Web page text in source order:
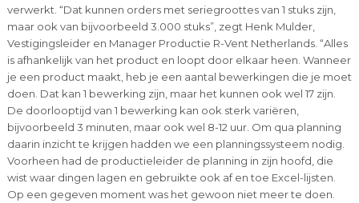
verwerkt. “Dat kunnen orders met seriegroottes van 1 stuks zijn,
maar ook van bijvoorbeeld 3.000 stuks”, zegt Henk Mulder,
Vestigingsleider en Manager Productie R-Vent Netherlands. “Alles
is afhankelijk van het product en loopt door elkaar heen. Wanneer
je een product maakt, heb je een aantal bewerkingen die je moet
doen. Dat kan 1 bewerking zijn, maar het kunnen ook wel 17 zijn.
De doorlooptijd van 1 bewerking kan ook sterk variëren,
bijvoorbeeld 3 minuten, maar ook wel 8-12 uur. Om qua planning
daarin inzicht te krijgen hadden we een planningssysteem nodig.
Voorheen had de productieleider de planning in zijn hoofd, die
wist waar dingen lagen en gebruikte ook af en toe Excel-lijsten.
Op een gegeven moment was het gewoon niet meer te doen.